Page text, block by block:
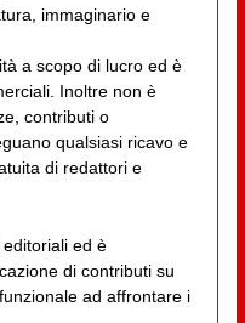
immaginario e
a scopo di lucro ed è
Inoltre non è
contributi o
qualsiasi ricavo e
di redattori e
ed è
di contributi su
ad affrontare i